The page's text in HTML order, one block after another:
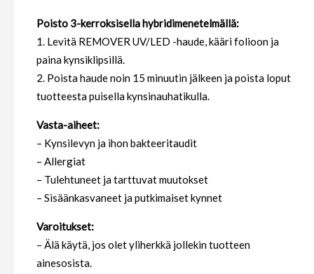
Poisto 3-kerroksisella hybridimenetelmällä:
1. Levitä REMOVER UV/LED -haude, kääri folioon ja
paina kynsiklipsillä.
2. Poista haude noin 15 minuutin jälkeen ja poista loput
tuotteesta puisella kynsinauhatikulla.
Vasta-aiheet:
– Kynsilevyn ja ihon bakteeritaudit
– Allergiat
– Tulehtuneet ja tarttuvat muutokset
– Sisäänkasvaneet ja putkimaiset kynnet
Varoitukset:
– Älä käytä, jos olet yliherkkä jollekin tuotteen
ainesosista.